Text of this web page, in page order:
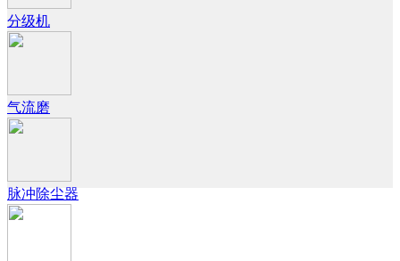
分级机
气流磨
脉冲除尘器